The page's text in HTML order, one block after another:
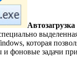
Автозагрузка
которая
и фоновые задачи